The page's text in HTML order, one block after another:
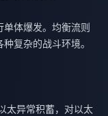
单体爆发。均衡流则
复杂的战斗环境。
太异常积蓄，对以太